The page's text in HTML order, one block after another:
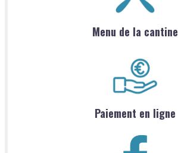
Menu de la cantine
Paiement en ligne